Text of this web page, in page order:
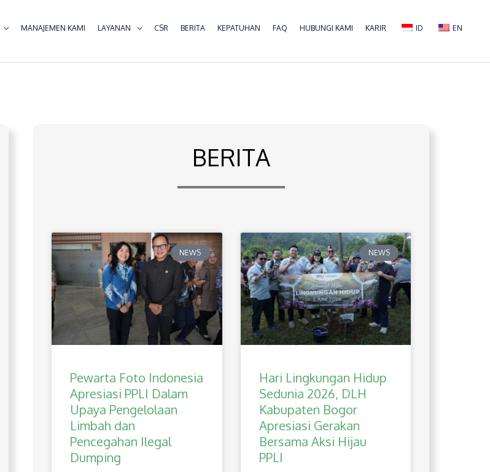
MANAJEMEN KAMI LAYANAN CSR BERITA KEPATUHAN FAQ HUBUNGI KAMI KARIR ID EN
BERITA
NEWS
Pewarta Foto Indonesia
Apresiasi PPLI Dalam
Upaya Pengelolaan
Limbah dan
Pencegahan Ilegal
Dumping
NEWS
Hari Lingkungan Hidup
Sedunia 2026, DLH
Kabupaten Bogor
Apresiasi Gerakan
Bersama Aksi Hijau
PPLI